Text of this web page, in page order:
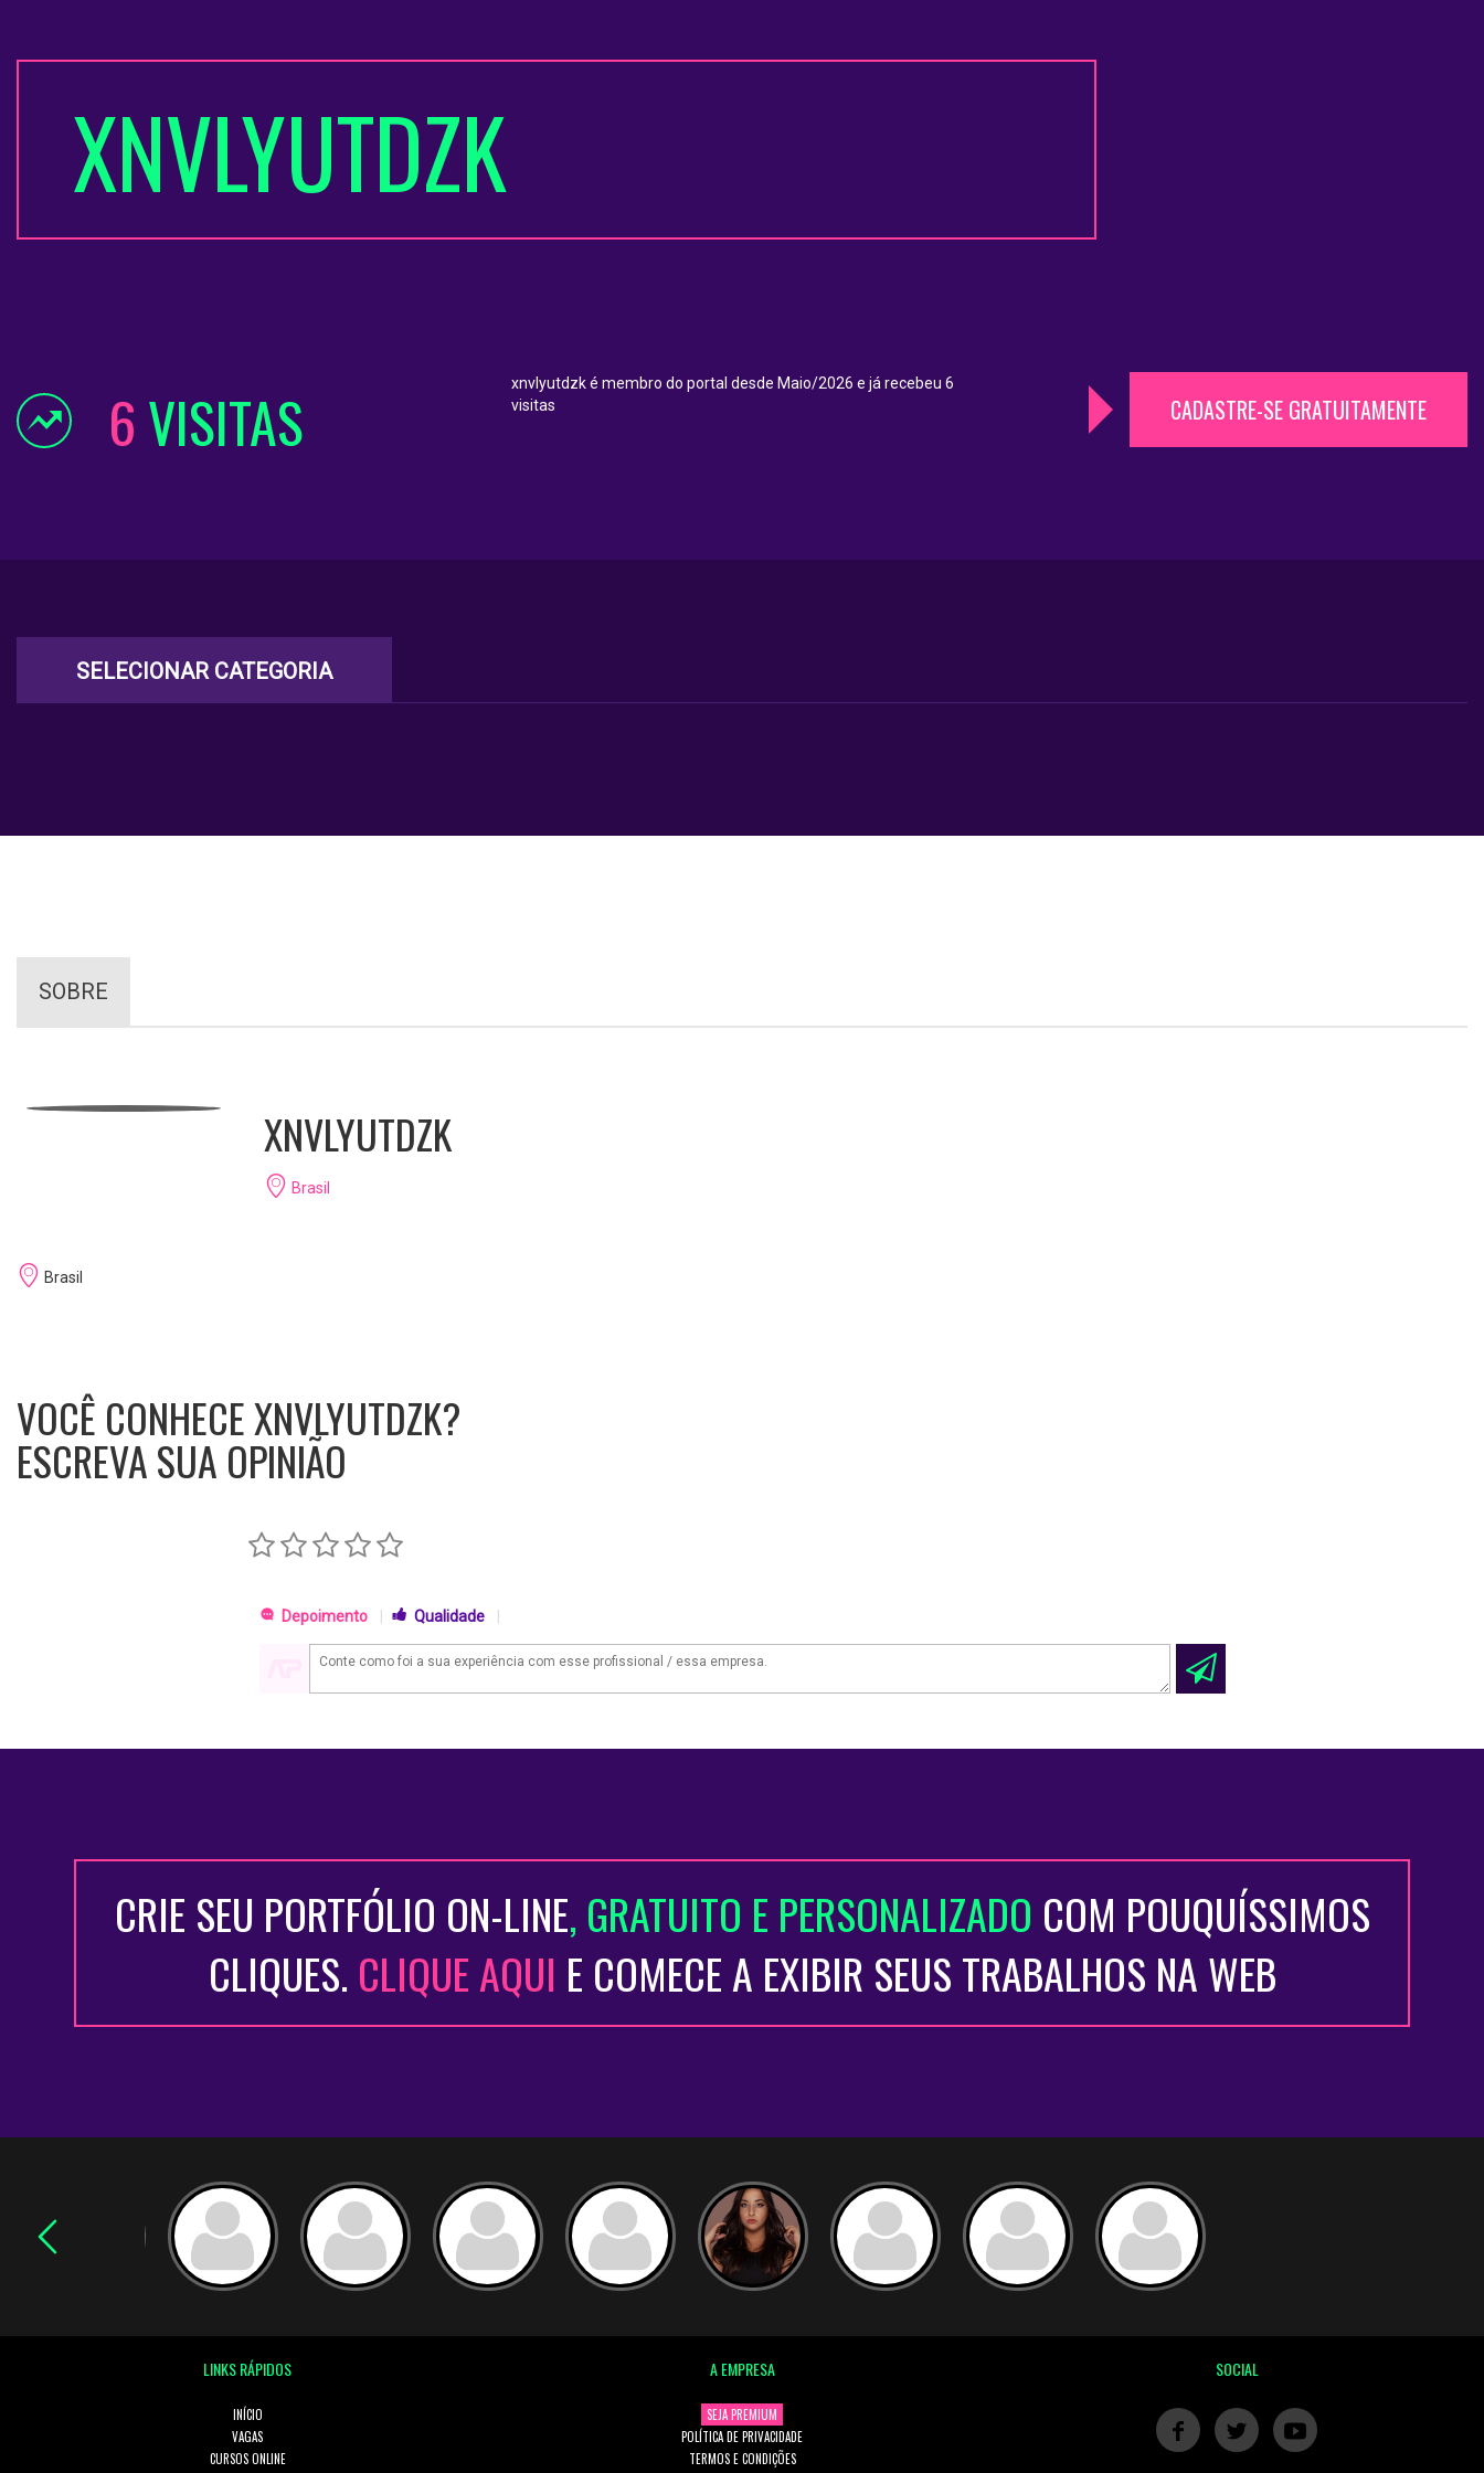
XNVLYUTDZK
6VISITAS
xnvlyutdzk é membro do portal desde Maio/2026 e já recebeu 6
visitas
CADASTRE-SE GRATUITAMENTE
SELECIONAR CATEGORIA
SOBRE
XNVLYUTDZK
Brasil
Brasil
VOCÊ CONHECE XNVLYUTDZK?
ESCREVA SUA OPINIÃO
Depoimento | Qualidade |
CRIE SEU PORTFÓLIO ON-LINE, GRATUITO E PERSONALIZADO COM POUQUÍSSIMOS
CLIQUES. CLIQUE AQUI E COMECE A EXIBIR SEUS TRABALHOS NA WEB
LINKS RÁPIDOS
INÍCIO
VAGAS
CURSOS ONLINE
A EMPRESA
SEJA PREMIUM
POLÍTICA DE PRIVACIDADE
TERMOS E CONDIÇÕES
SOCIAL